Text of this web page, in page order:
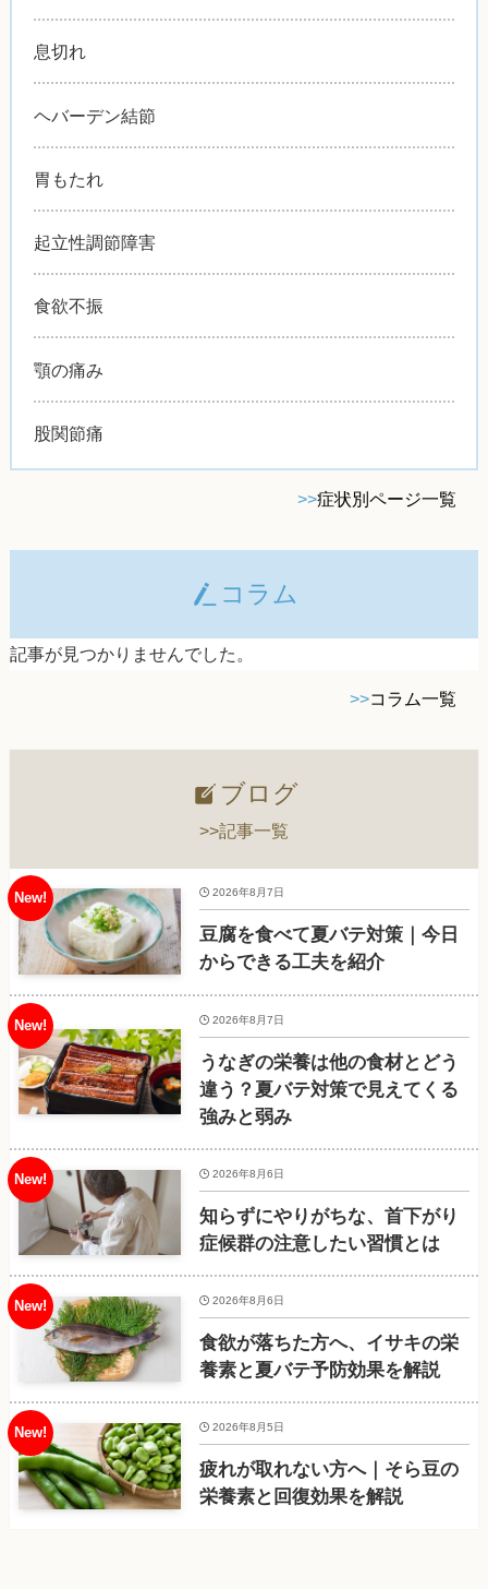
息切れ
ヘバーデン結節
胃もたれ
起立性調節障害
食欲不振
顎の痛み
股関節痛
>>症状別ページ一覧
コラム
記事が見つかりませんでした。
>>コラム一覧
ブログ
>>記事一覧
豆腐を食べて夏バテ対策｜今日
からできる工夫を紹介
2026年8月7日
うなぎの栄養は他の食材とどう
違う？夏バテ対策で見えてくる
強みと弱み
2026年8月7日
知らずにやりがちな、首下がり
症候群の注意したい習慣とは
2026年8月6日
食欲が落ちた方へ、イサキの栄
養素と夏バテ予防効果を解説
2026年8月6日
疲れが取れない方へ｜そら豆の
栄養素と回復効果を解説
2026年8月5日